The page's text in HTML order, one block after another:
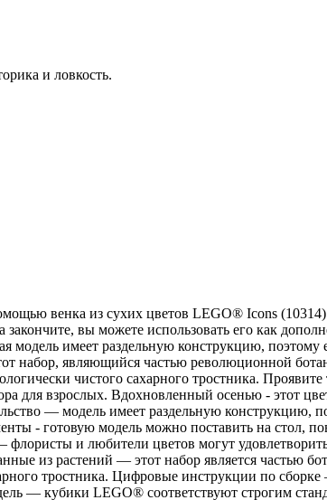
и ловкость.
венка из сухих цветов LEGO® Icons
закончите, вы можете использовать его как
модель имеет раздельную конструкцию,
набор, являющийся частью революционной
чистого сахарного тростника.
для взрослых. Вдохновленный осенью - этот
— модель имеет раздельную конструкцию,
- готовую модель можно поставить на стол,
и любители цветов могут
из растений — этот набор является частью
тростника. Цифровые инструкции по
— кубики LEGO® соответствуют строгим